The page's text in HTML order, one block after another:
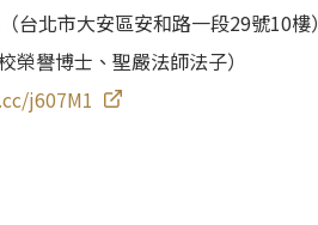
台北市大安區安和路一段29號10樓）
榮譽博士、聖嚴法師法子）
j607M1